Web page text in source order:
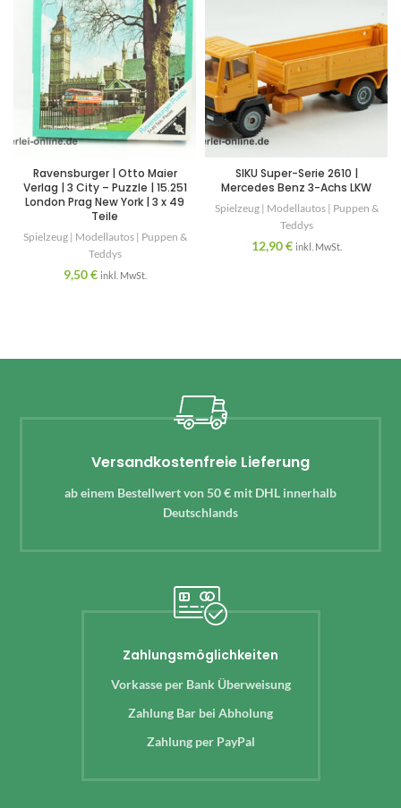
Ravensburger | Otto Maier
Verlag | 3 City – Puzzle | 15.251
London Prag New York | 3 x 49
Teile
Spielzeug | Modellautos | Puppen &
Teddys
9,50€ inkl. MwSt.
SIKU Super-Serie 2610 |
Mercedes Benz 3-Achs LKW
Spielzeug | Modellautos | Puppen &
Teddys
12,90€ inkl. MwSt.
Versandkostenfreie Lieferung
ab einem Bestellwert von 50 € mit DHL innerhalb
Deutschlands
Zahlungsmöglichkeiten
Vorkasse per Bank Überweisung
Zahlung Bar bei Abholung
Zahlung per PayPal